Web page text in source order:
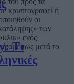
Τι
κρυπτογραφεί ή
οι
των
ενός
αμέσως μετά το